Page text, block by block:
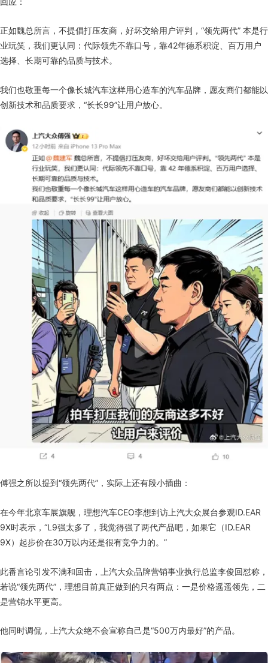
正如魏总所言，不提倡打压友商，好坏交给用户评判，“领先两代” 本是行
业玩笑，我们更认同：代际领先不靠口号，靠42年德系积淀、百万用户
选择、长期可靠的品质与技术。
我们也敬重每一个像长城汽车这样用心造车的汽车品牌，愿友商们都能以
创新技术和品质要求，“长长99”让用户放心。
傅强之所以提到“领先两代”，实际上还有段小插曲：
在今年北京车展旗舰，理想汽车CEO李想到访上汽大众展台参观ID.EAR
9X时表示，“L9强太多了，我觉得强了两代产品吧，如果它（ID.EAR
9X）起步价在30万以内还是很有竞争力的。”
此番言论引发不满和回击，上汽大众品牌营销事业执行总监李俊回怼称，
若说“领先两代”，理想目前真正做到的只有两点：一是价格遥遥领先，二
是营销水平更高。
他同时调侃，上汽大众绝不会宣称自己是“500万内最好”的产品。